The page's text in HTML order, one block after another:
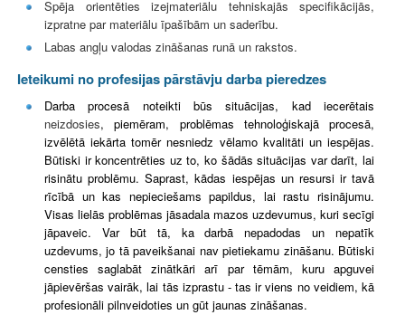
Spēja orientēties izejmateriālu tehniskajās specifikācijās,
izpratne par materiālu īpašībām un saderību.
Labas angļu valodas zināšanas runā un rakstos.
Ieteikumi no profesijas pārstāvju darba pieredzes
Darba procesā noteikti būs situācijas, kad iecerētais
neizdosies, piemēram, problēmas tehnoloģiskajā procesā,
izvēlētā iekārta tomēr nesniedz vēlamo kvalitāti un iespējas.
Būtiski ir koncentrēties uz to, ko šādās situācijas var darīt, lai
risinātu problēmu. Saprast, kādas iespējas un resursi ir tavā
rīcībā un kas nepieciešams papildus, lai rastu risinājumu.
Visas lielās problēmas jāsadala mazos uzdevumus, kuri secīgi
jāpaveic. Var būt tā, ka darbā nepadodas un nepatīk
uzdevums, jo tā paveikšanai nav pietiekamu zināšanu. Būtiski
censties saglabāt zinātkāri arī par tēmām, kuru apguvei
jāpievēršas vairāk, lai tās izprastu - tas ir viens no veidiem, kā
profesionāli pilnveidoties un gūt jaunas zināšanas.